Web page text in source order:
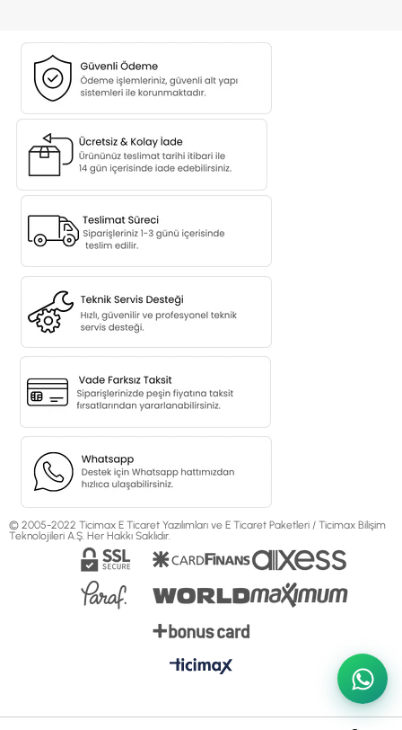
© 2005-2022 Ticimax E Ticaret Yazılımları ve E Ticaret Paketleri / Ticimax Bilişim
Teknolojileri A.Ş. Her Hakkı Saklıdır.